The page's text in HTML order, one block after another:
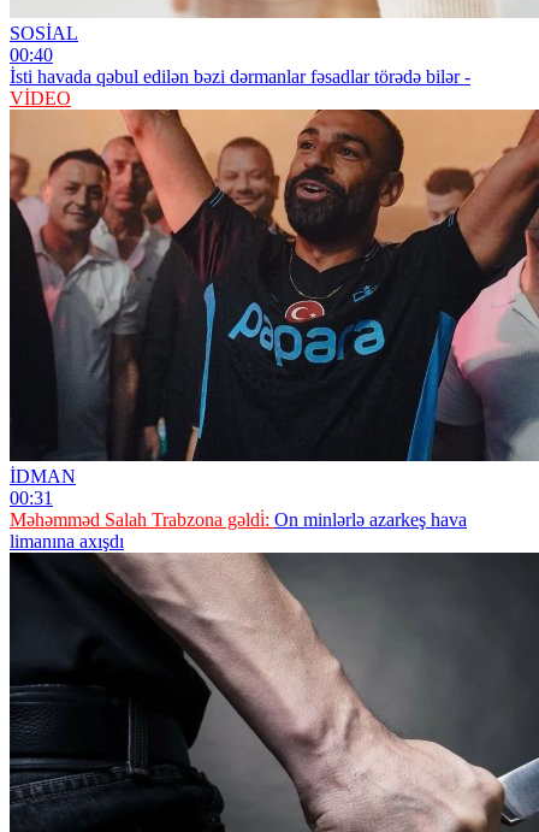
SOSİAL
00:40
İsti havada qəbul edilən bəzi dərmanlar fəsadlar törədə bilər -
VİDEO
İDMAN
00:31
Məhəmməd Salah Trabzona gəldi̇: On minlərlə azarkeş hava
limanına axışdı